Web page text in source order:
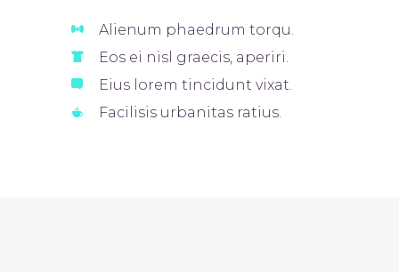
Alienum phaedrum torqu.
Eos ei nisl graecis, aperiri.
Eius lorem tincidunt vixat.
Facilisis urbanitas ratius.